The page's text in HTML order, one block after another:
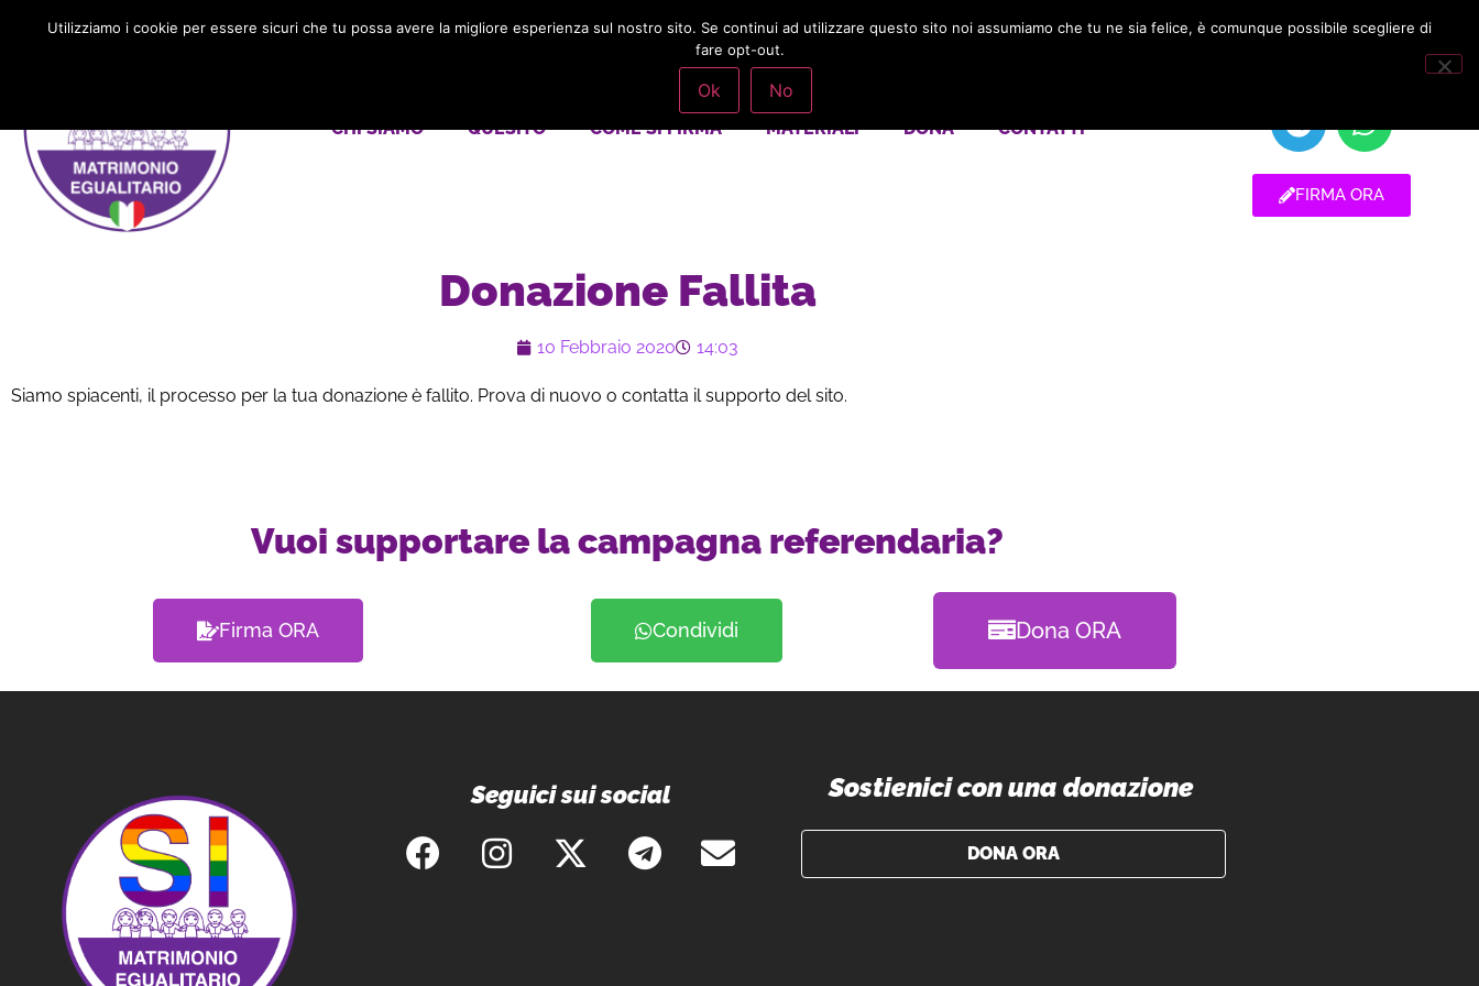
CHI SIAMO QUESITO COME SI FIRMA MATERIALI DONA CONTATTI
FIRMA ORA
Donazione Fallita
10 Febbraio 2020 14:03
Siamo spiacenti, il processo per la tua donazione è fallito. Prova di nuovo o contatta il supporto del sito.
Vuoi supportare la campagna referendaria?
Firma ORA Condividi Dona ORA
Seguici sui social Sostienici con una donazione
DONA ORA
Utilizziamo i cookie per essere sicuri che tu possa avere la migliore esperienza sul nostro sito. Se continui ad utilizzare questo sito noi assumiamo che tu ne sia felice, è comunque possibile scegliere di
fare opt-out.
Ok No